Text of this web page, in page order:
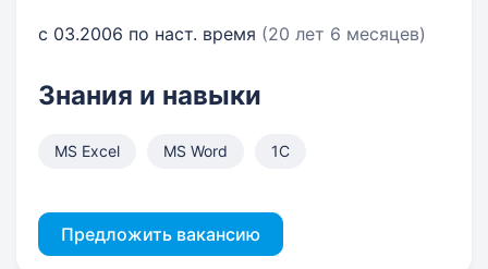
с 03.2006 по наст. время (20 лет 6 месяцев)
Знания и навыки
MS Excel MS Word 1С
Предложить вакансию